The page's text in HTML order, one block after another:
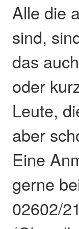
Alle die
sind,
das
oder
Leute,
aber
Eine
gerne
02602/